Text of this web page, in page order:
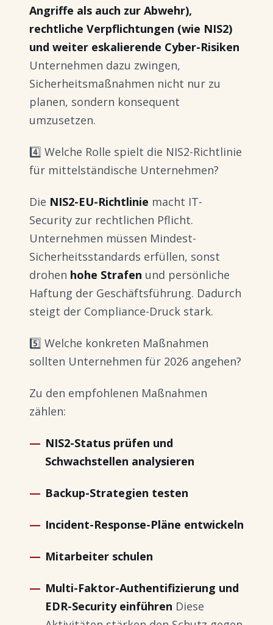
Angriffe als auch zur Abwehr),
rechtliche Verpflichtungen (wie NIS2)
und weiter eskalierende Cyber-Risiken
Unternehmen dazu zwingen,
Sicherheitsmaßnahmen nicht nur zu
planen, sondern konsequent
umzusetzen.
4️⃣ Welche Rolle spielt die NIS2-Richtlinie
für mittelständische Unternehmen?
Die NIS2-EU-Richtlinie macht IT-
Security zur rechtlichen Pflicht.
Unternehmen müssen Mindest-
Sicherheitsstandards erfüllen, sonst
drohen hohe Strafen und persönliche
Haftung der Geschäftsführung. Dadurch
steigt der Compliance-Druck stark.
5️⃣ Welche konkreten Maßnahmen
sollten Unternehmen für 2026 angehen?
Zu den empfohlenen Maßnahmen
zählen:
NIS2-Status prüfen und
Schwachstellen analysieren
Backup-Strategien testen
Incident-Response-Pläne entwickeln
Mitarbeiter schulen
Multi-Faktor-Authentifizierung und
EDR-Security einführen Diese